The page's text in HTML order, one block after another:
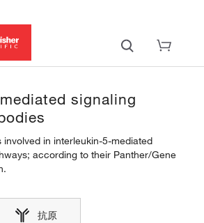
signaling
in interleukin-5-mediated
according to their Panther/Gene
抗原